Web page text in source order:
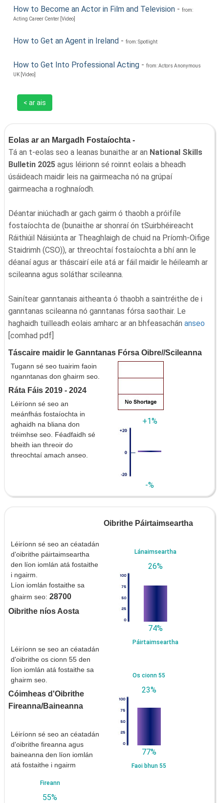
How to Become an Actor in Film and Television - from:
Acting Career Center [Video]
How to Get an Agent in Ireland - from: Spotlight
How to Get Into Professional Acting - from: Actors Anonymous
UK [Video]
< ar ais
Eolas ar an Margadh Fostaíochta -
Tá an t-eolas seo a leanas bunaithe ar an National Skills
Bulletin 2025 agus léirionn sé roinnt eolais a bheadh
úsáideach maidir leis na gairmeacha nó na grúpaí
gairmeacha a roghnaíodh.
Déantar iniúchadh ar gach gairm ó thaobh a próifíle
fostaíochta de (bunaithe ar shonraí ón tSuirbhéireacht
Ráithiúil Náisiúnta ar Theaghlaigh de chuid na Príomh-Oifige
Staidrimh (CSO)), ar threochtaí fostaíochta a bhí ann le
déanaí agus ar tháscairí eile atá ar fáil maidir le héileamh ar
scileanna agus soláthar scileanna.
Sainítear ganntanais aitheanta ó thaobh a saintréithe de i
ganntanas scileanna nó ganntanas fórsa saothair. Le
haghaidh tuilleadh eolais amharc ar an bhfeasachán anseo
[comhad pdf]
Táscaire maidir le Ganntanas Fórsa Oibre//Scileanna
Tugann sé seo tuairim faoin
nganntanas don ghairm seo.
Ráta Fáis 2019 - 2024
Léiríonn sé seo an
meánfhás fostaíochta in
aghaidh na bliana don
tréimhse seo. Féadfaidh sé
bheith ian threoir do
threochtaí amach anseo.
+1%
-%
Oibrithe Páirtaimseartha
Léiríonn sé seo an céatadán
d'oibrithe páirtaimseartha
den líon iomlán atá fostaithe
i ngairm.
Líon iomlán fostaithe sa
ghairm seo: 28700
Lánaimseartha
26%
74%
Páirtaimseartha
Oibrithe níos Aosta
Léiríonn se seo an céatadán
d'oibrithe os cionn 55 den
líon iomlán atá fostaithe sa
ghairm seo.
Os cionn 55
23%
77%
Faoi bhun 55
Cóimheas d'Oibrithe
Fireanna/Baineanna
Léiríonn sé seo an céatadán
d'oibrithe fireanna agus
baineanna den líon iomlán
atá fostaithe i ngairm
Fireann
55%